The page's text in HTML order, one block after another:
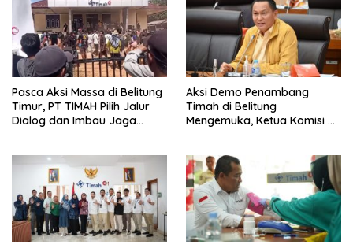
Pasca Aksi Massa di Belitung
Timur, PT TIMAH Pilih Jalur
Dialog dan Imbau Jaga
Aksi Demo Penambang
Timah di Belitung
Mengemuka, Ketua Komisi XII
Terbit